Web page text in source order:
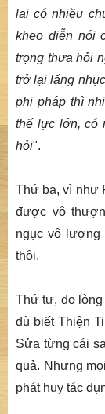
lai có nhiều
kheo diễn nói
trọng thưa hỏi
trở lại lăng
phi pháp thì
thế lực lớn, có
hỏi".
Thứ ba, vì như
được vô
ngục vô lượng
thôi.
Thứ tư, do lòng
dù biết Thiện
Sửa từng cái
quả. Nhưng
phát huy tác